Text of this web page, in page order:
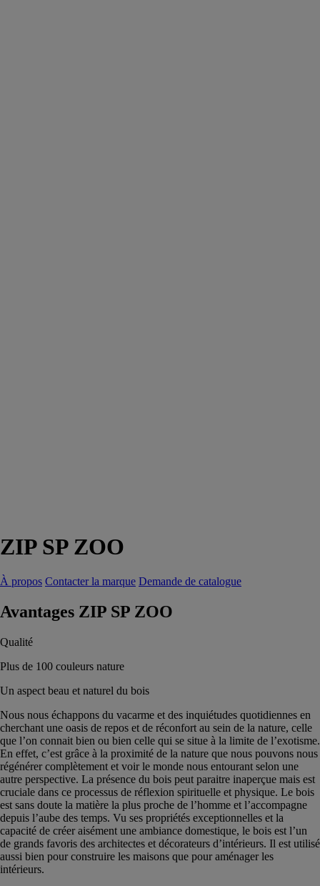
ZIP SP ZOO
À propos Contacter la marque Demande de catalogue
Avantages ZIP SP ZOO
Qualité
Plus de 100 couleurs nature
Un aspect beau et naturel du bois
Nous nous échappons du vacarme et des inquiétudes quotidiennes en
cherchant une oasis de repos et de réconfort au sein de la nature, celle
que l’on connait bien ou bien celle qui se situe à la limite de l’exotisme.
En effet, c’est grâce à la proximité de la nature que nous pouvons nous
régénérer complètement et voir le monde nous entourant selon une
autre perspective. La présence du bois peut paraitre inaperçue mais est
cruciale dans ce processus de réflexion spirituelle et physique. Le bois
est sans doute la matière la plus proche de l’homme et l’accompagne
depuis l’aube des temps. Vu ses propriétés exceptionnelles et la
capacité de créer aisément une ambiance domestique, le bois est l’un
de grands favoris des architectes et décorateurs d’intérieurs. Il est utilisé
aussi bien pour construire les maisons que pour aménager les
intérieurs.